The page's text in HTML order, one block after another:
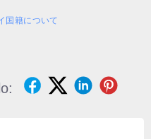
国籍について